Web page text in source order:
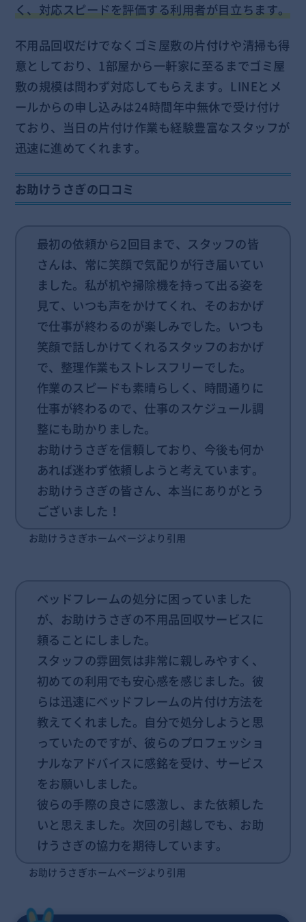
く、対応スピードを評価する利用者が目立ちます。
不用品回収だけでなくゴミ屋敷の片付けや清掃も得
意としており、1部屋から一軒家に至るまでゴミ屋
敷の規模は問わず対応してもらえます。LINEとメ
ールからの申し込みは24時間年中無休で受け付け
ており、当日の片付け作業も経験豊富なスタッフが
迅速に進めてくれます。
お助けうさぎの口コミ
最初の依頼から2回目まで、スタッフの皆
さんは、常に笑顔で気配りが行き届いてい
ました。私が机や掃除機を持って出る姿を
見て、いつも声をかけてくれ、そのおかげ
で仕事が終わるのが楽しみでした。いつも
笑顔で話しかけてくれるスタッフのおかげ
で、整理作業もストレスフリーでした。
作業のスピードも素晴らしく、時間通りに
仕事が終わるので、仕事のスケジュール調
整にも助かりました。
お助けうさぎを信頼しており、今後も何か
あれば迷わず依頼しようと考えています。
お助けうさぎの皆さん、本当にありがとう
ございました！
お助けうさぎホームページより引用
ベッドフレームの処分に困っていました
が、お助けうさぎの不用品回収サービスに
頼ることにしました。
スタッフの雰囲気は非常に親しみやすく、
初めての利用でも安心感を感じました。彼
らは迅速にベッドフレームの片付け方法を
教えてくれました。自分で処分しようと思
っていたのですが、彼らのプロフェッショ
ナルなアドバイスに感銘を受け、サービス
をお願いしました。
彼らの手際の良さに感激し、また依頼した
いと思えました。次回の引越しでも、お助
けうさぎの協力を期待しています。
お助けうさぎホームページより引用